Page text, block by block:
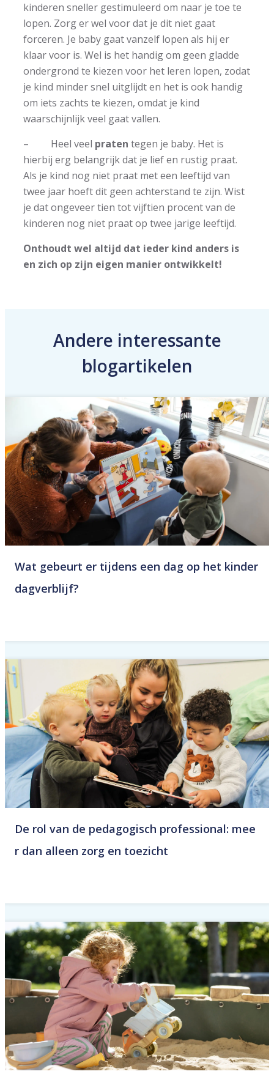
kinderen sneller gestimuleerd om naar je toe te
lopen. Zorg er wel voor dat je dit niet gaat
forceren. Je baby gaat vanzelf lopen als hij er
klaar voor is. Wel is het handig om geen gladde
ondergrond te kiezen voor het leren lopen, zodat
je kind minder snel uitglijdt en het is ook handig
om iets zachts te kiezen, omdat je kind
waarschijnlijk veel gaat vallen.
– Heel veel praten tegen je baby. Het is
hierbij erg belangrijk dat je lief en rustig praat.
Als je kind nog niet praat met een leeftijd van
twee jaar hoeft dit geen achterstand te zijn. Wist
je dat ongeveer tien tot vijftien procent van de
kinderen nog niet praat op twee jarige leeftijd.
Onthoudt wel altijd dat ieder kind anders is
en zich op zijn eigen manier ontwikkelt!
Andere interessante
blogartikelen
Wat gebeurt er tijdens een dag op het kinder
dagverblijf?
De rol van de pedagogisch professional: mee
r dan alleen zorg en toezicht